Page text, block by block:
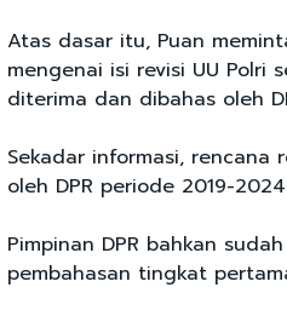
Atas dasar itu, Puan
mengenai isi revisi UU Polri
diterima dan dibahas oleh
Sekadar informasi, rencana
oleh DPR periode 2019-
Pimpinan DPR bahkan
pembahasan tingkat